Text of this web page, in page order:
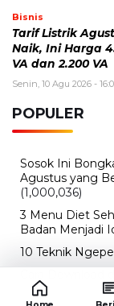
Sosok Ini
Agustus yang
(1,000,036)
Badan Menjadi
Cara Download
5 Resep Cumi
(602,455)
Super Show 10
Konser Super
Link Private
Diadakan oleh
Drop Rate yang